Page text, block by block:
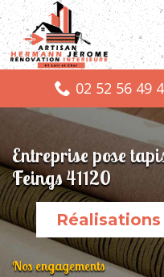
02 52 56 49
Entreprise pose
Feings 41120
Réalisations
Nos engagements